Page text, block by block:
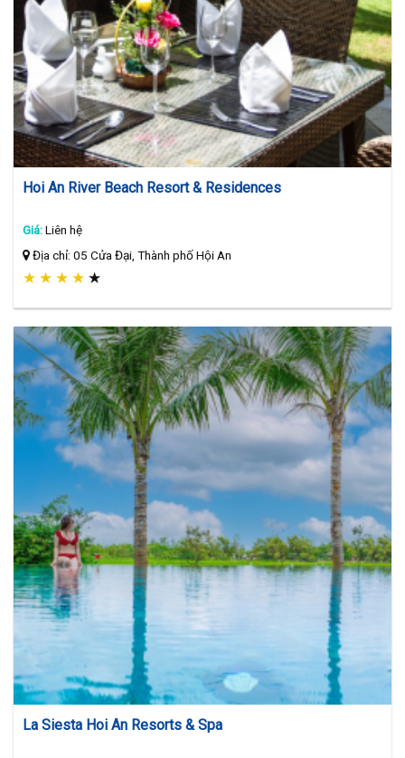
Hoi An River Beach Resort & Residences
Giá:Liên hệ
Địa chỉ: 05 Cửa Đại, Thành phố Hội An
★ ★ ★ ★ ★
La Siesta Hoi An Resorts & Spa